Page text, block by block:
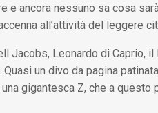
ancora nessuno sa cosa
all’attività del leggere
Jacobs, Leonardo di Caprio, il
un divo da pagina
gigantesca Z, che a questo